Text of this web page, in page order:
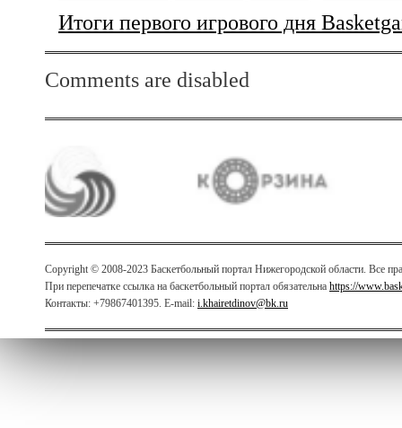
Итоги первого игрового дня
Comments are disabled
Copyright © 2008-2023 Баскетбольный портал Нижегородской области. Все
При перепечатке ссылка на баскетбольный портал обязательна https://
Контакты: +79867401395. E-mail: i.khairetdinov@bk.ru